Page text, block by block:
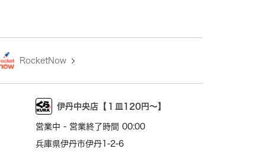
RocketNow
伊丹中央店【１皿120円～】
営業中 - 営業終了時間 00:00
兵庫県伊丹市伊丹1-2-6